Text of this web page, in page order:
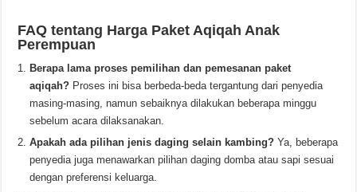
FAQ tentang Harga Paket Aqiqah Anak
Perempuan
Berapa lama proses pemilihan dan pemesanan paket
aqiqah? Proses ini bisa berbeda-beda tergantung dari penyedia
masing-masing, namun sebaiknya dilakukan beberapa minggu
sebelum acara dilaksanakan.
Apakah ada pilihan jenis daging selain kambing? Ya, beberapa
penyedia juga menawarkan pilihan daging domba atau sapi sesuai
dengan preferensi keluarga.